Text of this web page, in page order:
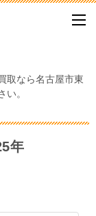
取なら名古屋市東
。
年